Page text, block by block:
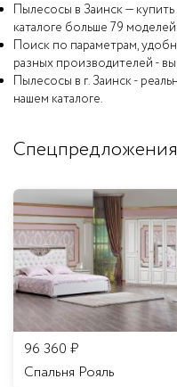
Пылесосы в Заинск —
каталоге больше 79
Поиск по параметрам,
разных производителей -
Пылесосы в г. Заинск -
нашем каталоге.
Спецпредложения
96 360 ₽
Спальня Рояль